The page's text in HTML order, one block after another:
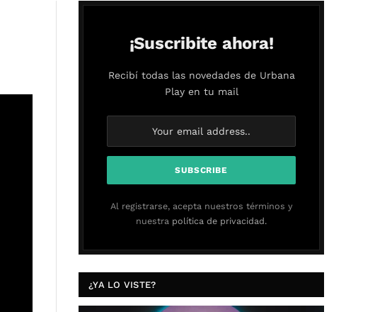
¡Suscribite ahora!
Recibí todas las novedades de Urbana
Play en tu mail
Al registrarse, acepta nuestros términos y
nuestra política de privacidad.
¿YA LO VISTE?